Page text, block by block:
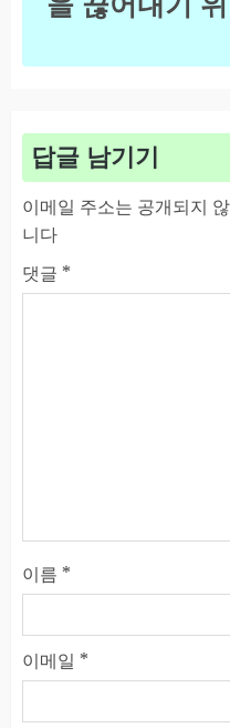
답글 남기기
이메일 주소는 공개되지
니다
댓글 *
이름 *
이메일 *